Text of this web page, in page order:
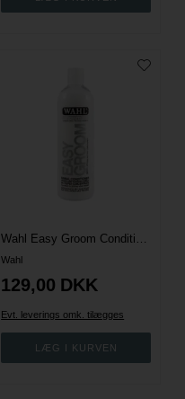
Wahl Easy Groom Conditioner 500 ml.
Wahl
129,00 DKK
Evt. leverings omk. tilægges